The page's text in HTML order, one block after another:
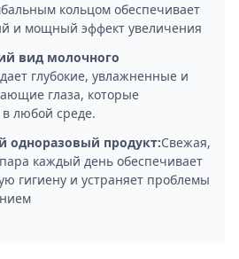
кольцом обеспечивает
и мощный эффект увеличения
вид молочного
глубокие, увлажненные и
глаза, которые
любой среде.
одноразовый продукт:Свежая,
каждый день обеспечивает
гигиену и устраняет проблемы